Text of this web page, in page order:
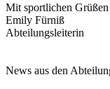
Mit sportlichen Grüßen
Emily Fürniß
Abteilungsleiterin
News aus den